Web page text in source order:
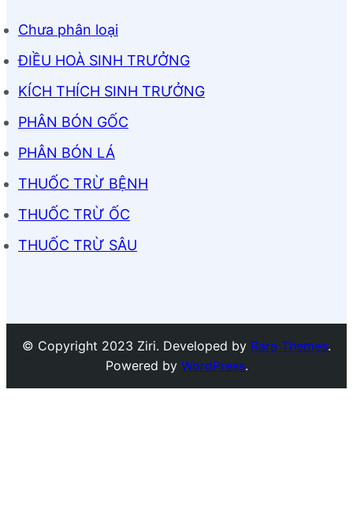
Chưa phân loại
ĐIỀU HOÀ SINH TRƯỞNG
KÍCH THÍCH SINH TRƯỞNG
PHÂN BÓN GỐC
PHÂN BÓN LÁ
THUỐC TRỪ BỆNH
THUỐC TRỪ ỐC
THUỐC TRỪ SÂU
© Copyright 2023 Ziri. Developed by Rara Themes.
Powered by WordPress.